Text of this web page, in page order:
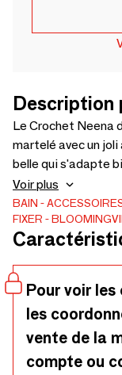
Description
Le Crochet Neena
martelé avec un
belle qui s'adapte
pratique pour
en ajoutant une
L4,5xH8,5xW4 cm
Voir plus
BAIN
FIXER
Pour voir
les
vente de la
compte ou